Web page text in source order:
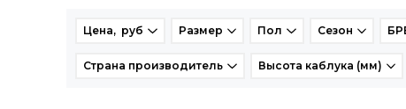
Цена, руб Размер Пол Сезон
Страна производитель Высота каблука (мм)